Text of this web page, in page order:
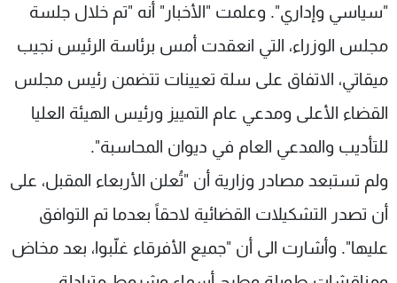
"سياسي وإداري". وعلمت "الأخبار" أنه "تم خلال جلسة
مجلس الوزراء، التي انعقدت أمس برئاسة الرئيس نجيب
ميقاتي، الاتفاق على سلة تعيينات تتضمن رئيس مجلس
القضاء الأعلى ومدعي عام التمييز ورئيس الهيئة العليا
للتأديب والمدعي العام في ديوان المحاسبة".
ولم تستبعد مصادر وزارية أن "تُعلن الأربعاء المقبل، على
أن تصدر التشكيلات القضائية لاحقاً بعدما تم التوافق
عليها". وأشارت الى أن "جميع الأفرقاء غلّبوا، بعد مخاض
الإنـتـاج
لاعلاناتكم
تواصل معنا
شروط الإسـتخدام
سياسة الخصوصية